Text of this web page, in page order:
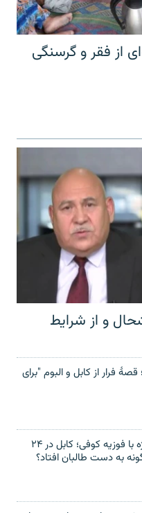
از فقر و گرسنگی
و از شرایط
قصۀ فرار از کابل و البوم "برای
گفتگوی ویژه با فوزیه کوفی؛ کابل در ۲۴
به دست طالبان افتاد؟